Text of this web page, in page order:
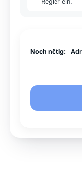
Regler ein.
Noch nötig: